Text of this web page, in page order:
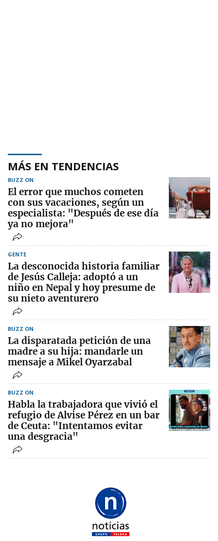
MÁS EN TENDENCIAS
BUZZ ON
El error que muchos cometen
con sus vacaciones, según un
especialista: "Después de ese día
ya no mejora"
GENTE
La desconocida historia familiar
de Jesús Calleja: adoptó a un
niño en Nepal y hoy presume de
su nieto aventurero
BUZZ ON
La disparatada petición de una
madre a su hija: mandarle un
mensaje a Mikel Oyarzabal
BUZZ ON
Habla la trabajadora que vivió el
refugio de Alvise Pérez en un bar
de Ceuta: "Intentamos evitar
una desgracia"